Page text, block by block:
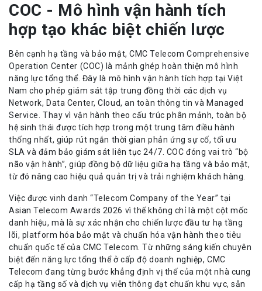
COC - Mô hình vận hành tích
hợp tạo khác biệt chiến lược
Bên cạnh hạ tầng và bảo mật, CMC Telecom Comprehensive
Operation Center (COC) là mảnh ghép hoàn thiện mô hình
năng lực tổng thể. Đây là mô hình vận hành tích hợp tại Việt
Nam cho phép giám sát tập trung đồng thời các dịch vụ
Network, Data Center, Cloud, an toàn thông tin và Managed
Service. Thay vì vận hành theo cấu trúc phân mảnh, toàn bộ
hệ sinh thái được tích hợp trong một trung tâm điều hành
thống nhất, giúp rút ngắn thời gian phản ứng sự cố, tối ưu
SLA và đảm bảo giám sát liên tục 24/7. COC đóng vai trò “bộ
não vận hành”, giúp đồng bộ dữ liệu giữa hạ tầng và bảo mật,
từ đó nâng cao hiệu quả quản trị và trải nghiệm khách hàng.
Việc được vinh danh “Telecom Company of the Year” tại
Asian Telecom Awards 2026 vì thế không chỉ là một cột mốc
danh hiệu, mà là sự xác nhận cho chiến lược đầu tư hạ tầng
lõi, platform hóa bảo mật và chuẩn hóa vận hành theo tiêu
chuẩn quốc tế của CMC Telecom. Từ những sáng kiến chuyên
biệt đến năng lực tổng thể ở cấp độ doanh nghiệp, CMC
Telecom đang từng bước khẳng định vị thế của một nhà cung
cấp hạ tầng số và dịch vụ viễn thông đạt chuẩn khu vực, sẵn